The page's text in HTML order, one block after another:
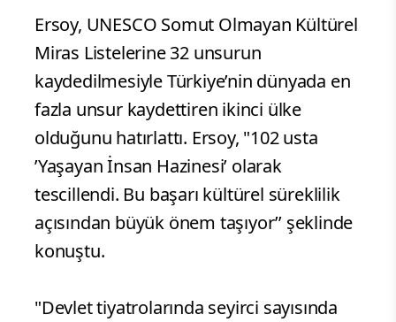
Ersoy, UNESCO Somut Olmayan Kültürel
Miras Listelerine 32 unsurun
kaydedilmesiyle Türkiye’nin dünyada en
fazla unsur kaydettiren ikinci ülke
olduğunu hatırlattı. Ersoy, "102 usta
’Yaşayan İnsan Hazinesi’ olarak
tescillendi. Bu başarı kültürel süreklilik
açısından büyük önem taşıyor’’ şeklinde
konuştu.
"Devlet tiyatrolarında seyirci sayısında